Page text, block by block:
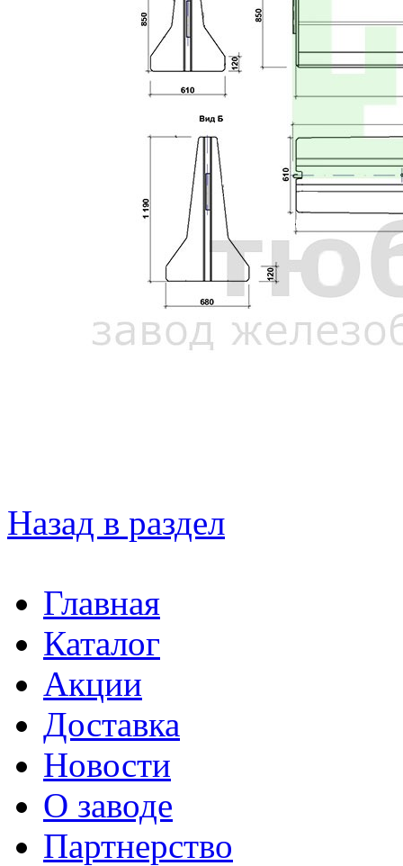
Назад в раздел
Главная
Каталог
Акции
Доставка
Новости
О заводе
Партнерство